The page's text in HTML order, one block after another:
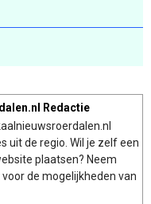
Redactie
uit de regio. Wil je zelf een
plaatsen? Neem
de mogelijkheden van